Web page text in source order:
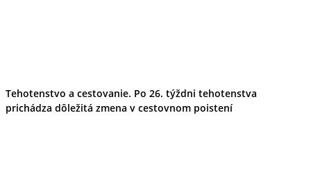
Tehotenstvo a cestovanie. Po 26. týždni tehotenstva
prichádza dôležitá zmena v cestovnom poistení